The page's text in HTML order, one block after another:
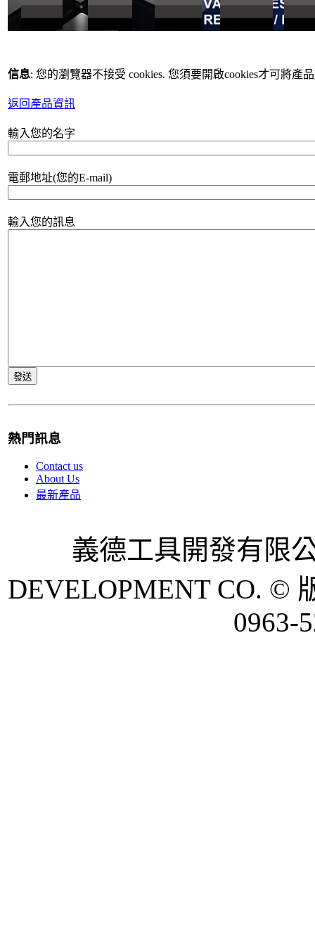
信息: 您的瀏覽器不接受 cookies. 您須要開啟cookies才可將產
返回產品資訊
輸入您的名字
電郵地址(您的E-mail)
輸入您的訊息
熱門訊息
Contact us
About Us
最新產品
義德工具開發有限
DEVELOPMENT CO. ©
0963-